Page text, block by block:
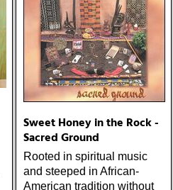
Sweet Honey in the Rock -
Sacred Ground
Rooted in spiritual music
and steeped in African-
American tradition without